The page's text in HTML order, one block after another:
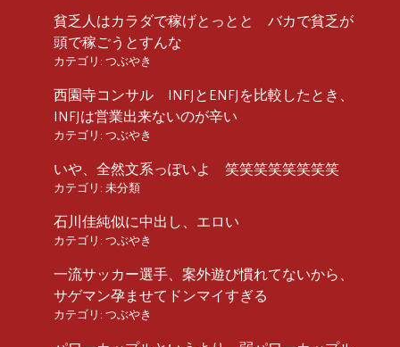
貧乏人はカラダで稼げとっとと バカで貧乏が
頭で稼ごうとすんな
カテゴリ: つぶやき
西園寺コンサル INFJとENFJを比較したとき、
INFJは営業出来ないのが辛い
カテゴリ: つぶやき
いや、全然文系っぽいよ 笑笑笑笑笑笑笑笑
カテゴリ: 未分類
石川佳純似に中出し、エロい
カテゴリ: つぶやき
一流サッカー選手、案外遊び慣れてないから、
サゲマン孕ませてドンマイすぎる
カテゴリ: つぶやき